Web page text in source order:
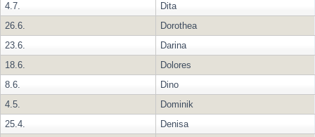
4.7.
Dita
26.6.
Dorothea
23.6.
Darina
18.6.
Dolores
8.6.
Dino
4.5.
Dominik
25.4.
Denisa